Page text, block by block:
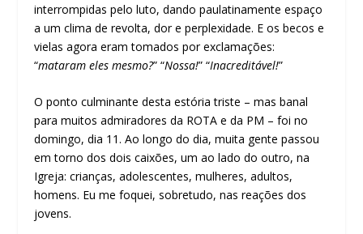
interrompidas pelo luto, dando paulatinamente espaço
a um clima de revolta, dor e perplexidade. E os becos e
vielas agora eram tomados por exclamações:
“mataram eles mesmo?” “Nossa!” “Inacreditável!”
O ponto culminante desta estória triste – mas banal
para muitos admiradores da ROTA e da PM – foi no
domingo, dia 11. Ao longo do dia, muita gente passou
em torno dos dois caixões, um ao lado do outro, na
Igreja: crianças, adolescentes, mulheres, adultos,
homens. Eu me foquei, sobretudo, nas reações dos
jovens.